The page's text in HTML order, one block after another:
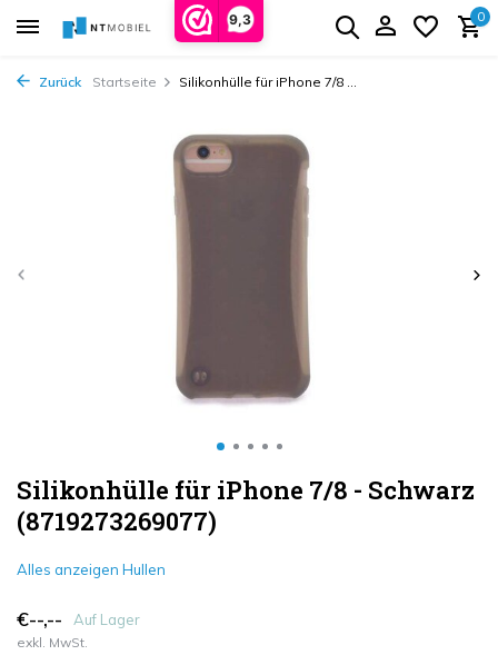
9,3 0
Zurück Startseite Silikonhülle für iPhone 7/8 ...
Silikonhülle für iPhone 7/8 - Schwarz
(8719273269077)
Alles anzeigen Hullen
€--,-- Auf Lager
exkl. MwSt.